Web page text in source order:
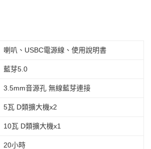
喇叭、USBC電源線、使用說明書
藍芽5.0
3.5mm音源孔 無線藍芽連接
5瓦 D類擴大機x2
10瓦 D類擴大機x1
20小時